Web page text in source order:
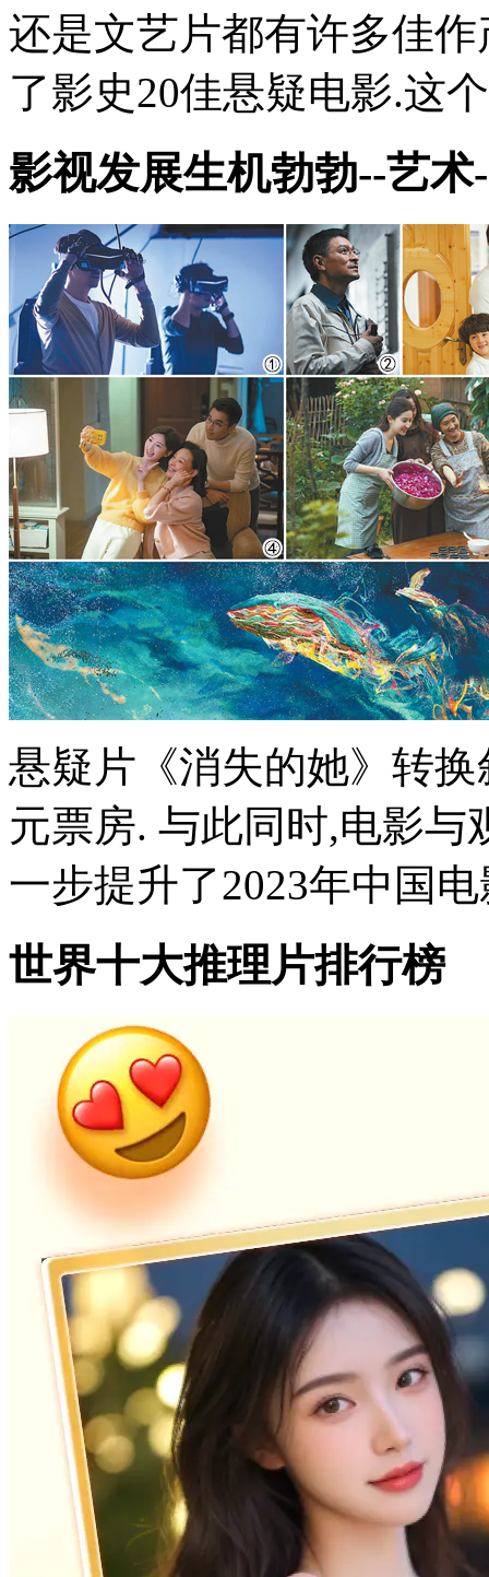
还是文艺片都有许多佳
了影史20佳悬疑电影.这
影视发展生机勃勃--艺术
悬疑片《消失的她》转
元票房. 与此同时,电影
一步提升了2023年中国
世界十大推理片排行榜